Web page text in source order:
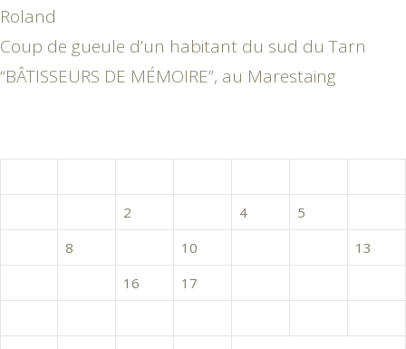
Roland
Coup de gueule d’un habitant du sud du Tarn
“BÂTISSEURS DE MÉMOIRE”, au Marestaing
2 4 5
8 10
13
16 17